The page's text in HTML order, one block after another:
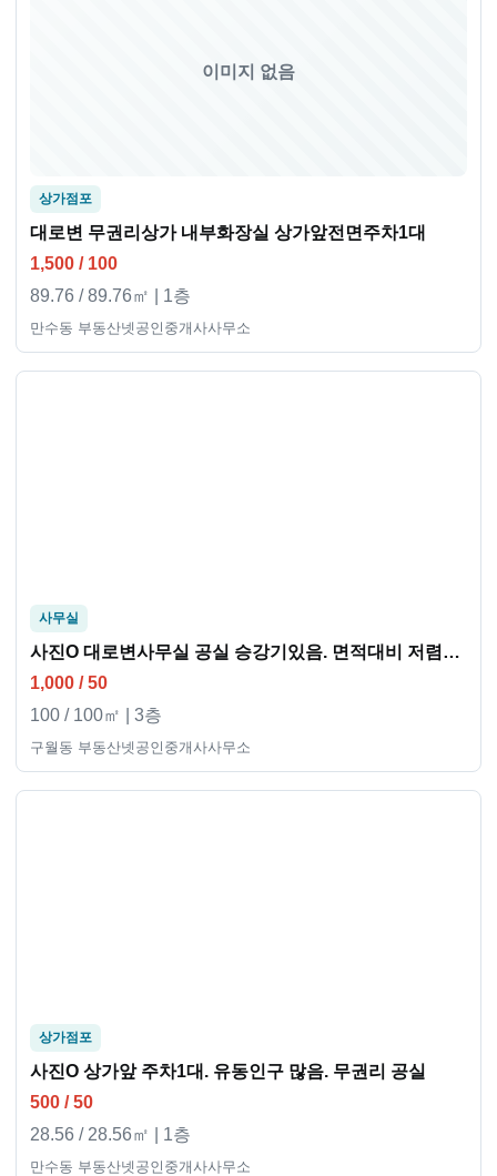
이미지 없음
상가점포
대로변 무권리상가 내부화장실 상가앞전면주차1대
1,500 / 100
89.76 / 89.76㎡ | 1층
만수동 부동산넷공인중개사사무소
사무실
사진O 대로변사무실 공실 승강기있음. 면적대비 저렴한월세
1,000 / 50
100 / 100㎡ | 3층
구월동 부동산넷공인중개사사무소
상가점포
사진O 상가앞 주차1대. 유동인구 많음. 무권리 공실
500 / 50
28.56 / 28.56㎡ | 1층
만수동 부동산넷공인중개사사무소